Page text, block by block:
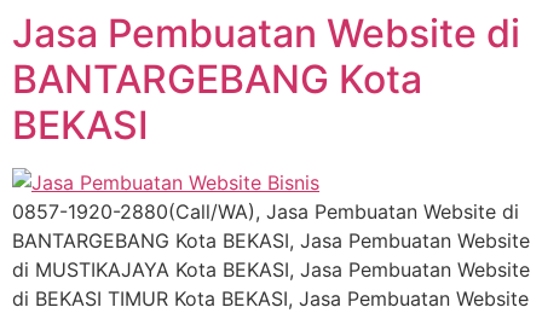
Jasa Pembuatan Website di
BANTARGEBANG Kota
BEKASI
0857-1920-2880(Call/WA), Jasa Pembuatan Website di
BANTARGEBANG Kota BEKASI, Jasa Pembuatan Website
di MUSTIKAJAYA Kota BEKASI, Jasa Pembuatan Website
di BEKASI TIMUR Kota BEKASI, Jasa Pembuatan Website